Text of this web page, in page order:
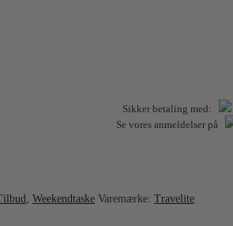
Sikker betaling med:
Se vores anmeldelser på
Weekendtaske Varemærke: Travelite